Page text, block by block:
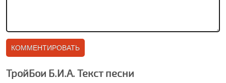
ТройБои Б.И.А. Текст песни